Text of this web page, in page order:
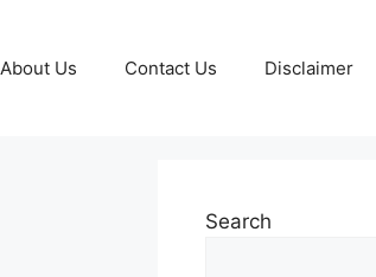
About Us Contact Us Disclaimer
Search